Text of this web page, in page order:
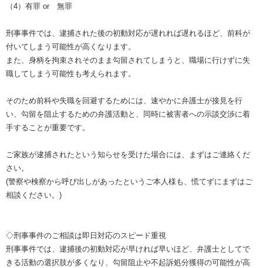
（4）有罪 or 無罪
刑事事件では、逮捕された後の初動対応が遅れれば遅れるほど、前科が
付いてしまう可能性が高くなります。
また、身柄を拘束されそのまま勾留されてしまうと、職場に行けずに失
職してしまう可能性も考えられます。
そのため前科や失職を回避するためには、速やかに弁護士が接見を行
い、勾留を阻止するための弁護活動と、同時に被害者への示談交渉に着
手することが重要です。
ご家族が逮捕されたという知らせを受けた場合には、まずはご連絡くだ
さい。
(警察や検察から呼び出しがあったというご本人様も、慌てずにまずはご
相談ください。)
◇刑事事件のご相談は即日対応のスピード重視
刑事事件では、逮捕後の初動対応が早ければ早いほど、弁護士としてで
きる活動の選択肢が多くなり、勾留阻止や不起訴処分獲得の可能性が高